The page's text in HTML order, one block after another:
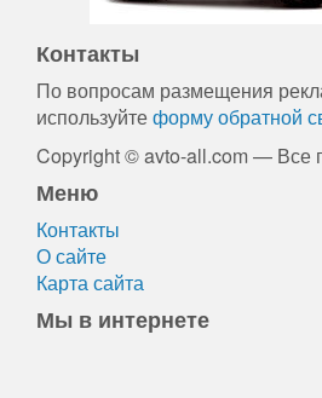
Контакты
По вопросам размещения
используйтеформу обратной
Copyright © avto-all.com — Все
Меню
Контакты
О сайте
Карта сайта
Мы в интернете